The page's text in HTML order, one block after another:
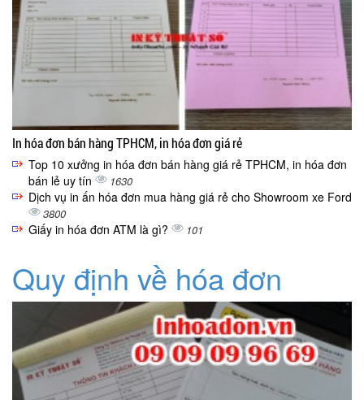
In hóa đơn bán hàng TPHCM, in hóa đơn giá rẻ
Top 10 xưởng in hóa đơn bán hàng giá rẻ TPHCM, in hóa đơn
bán lẻ uy tín
1630
Dịch vụ in ấn hóa đơn mua hàng giá rẻ cho Showroom xe Ford
3800
Giấy in hóa đơn ATM là gì? 101
Quy định về hóa đơn